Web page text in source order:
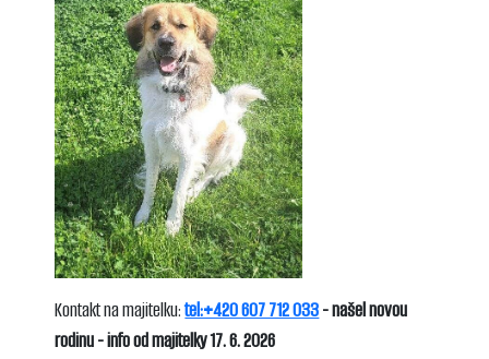
Kontakt na majitelku:tel:+420 607 712 033- našel novou
rodinu - info od majitelky 17. 6. 2026